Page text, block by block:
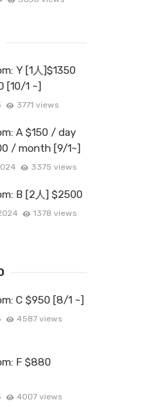
Y [1人]$1350
[10/1 ~]
3771 views
A $150 / day
/ month [9/1~]
3375 views
B [2人] $2500
1378 views
C $950 [8/1 ~]
4587 views
F $880
4007 views